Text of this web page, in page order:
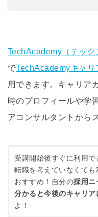
TechAcademy（テック
でTechAcademyキャリ
用できます。キャリア
時のプロフィールや学
アコンサルタントから
受講開始後すぐに利用
転職を考えていなくて
おすすめ！自分の採用ニ
分かると今後のキャリ
よ！